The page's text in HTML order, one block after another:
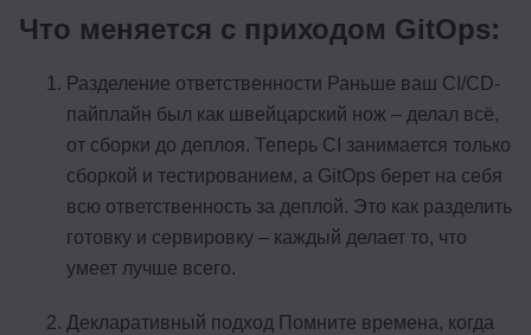
Что меняется с приходом GitOps:
Разделение ответственности Раньше ваш CI/CD-
пайплайн был как швейцарский нож – делал всё,
от сборки до деплоя. Теперь CI занимается только
сборкой и тестированием, а GitOps берет на себя
всю ответственность за деплой. Это как разделить
готовку и сервировку – каждый делает то, что
умеет лучше всего.
Декларативный подход Помните времена, когда